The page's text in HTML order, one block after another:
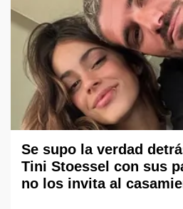
Se supo la verdad
Tini Stoessel con sus
no los invita al